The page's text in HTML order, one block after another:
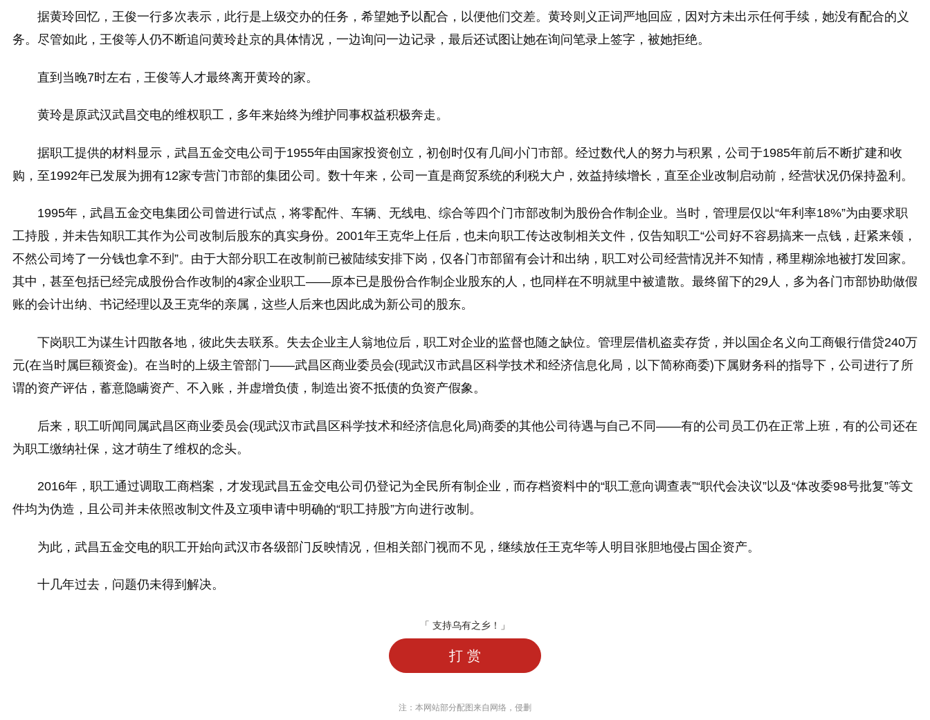
据黄玲回忆，王俊一行多次表示，此行是上级交办的任务，希望她予以配合，以便他们交差。黄玲则义正词严地回应，因对方未出示任何手续，她没有配合的义
务。尽管如此，王俊等人仍不断追问黄玲赴京的具体情况，一边询问一边记录，最后还试图让她在询问笔录上签字，被她拒绝。
直到当晚7时左右，王俊等人才最终离开黄玲的家。
黄玲是原武汉武昌交电的维权职工，多年来始终为维护同事权益积极奔走。
据职工提供的材料显示，武昌五金交电公司于1955年由国家投资创立，初创时仅有几间小门市部。经过数代人的努力与积累，公司于1985年前后不断扩建和收
购，至1992年已发展为拥有12家专营门市部的集团公司。数十年来，公司一直是商贸系统的利税大户，效益持续增长，直至企业改制启动前，经营状况仍保持盈利。
1995年，武昌五金交电集团公司曾进行试点，将零配件、车辆、无线电、综合等四个门市部改制为股份合作制企业。当时，管理层仅以“年利率18%”为由要求职
工持股，并未告知职工其作为公司改制后股东的真实身份。2001年王克华上任后，也未向职工传达改制相关文件，仅告知职工“公司好不容易搞来一点钱，赶紧来领，
不然公司垮了一分钱也拿不到”。由于大部分职工在改制前已被陆续安排下岗，仅各门市部留有会计和出纳，职工对公司经营情况并不知情，稀里糊涂地被打发回家。
其中，甚至包括已经完成股份合作改制的4家企业职工——原本已是股份合作制企业股东的人，也同样在不明就里中被遣散。最终留下的29人，多为各门市部协助做假
账的会计出纳、书记经理以及王克华的亲属，这些人后来也因此成为新公司的股东。
下岗职工为谋生计四散各地，彼此失去联系。失去企业主人翁地位后，职工对企业的监督也随之缺位。管理层借机盗卖存货，并以国企名义向工商银行借贷240万
元(在当时属巨额资金)。在当时的上级主管部门——武昌区商业委员会(现武汉市武昌区科学技术和经济信息化局，以下简称商委)下属财务科的指导下，公司进行了所
谓的资产评估，蓄意隐瞒资产、不入账，并虚增负债，制造出资不抵债的负资产假象。
后来，职工听闻同属武昌区商业委员会(现武汉市武昌区科学技术和经济信息化局)商委的其他公司待遇与自己不同——有的公司员工仍在正常上班，有的公司还在
为职工缴纳社保，这才萌生了维权的念头。
2016年，职工通过调取工商档案，才发现武昌五金交电公司仍登记为全民所有制企业，而存档资料中的“职工意向调查表”“职代会决议”以及“体改委98号批复”等文
件均为伪造，且公司并未依照改制文件及立项申请中明确的“职工持股”方向进行改制。
为此，武昌五金交电的职工开始向武汉市各级部门反映情况，但相关部门视而不见，继续放任王克华等人明目张胆地侵占国企资产。
十几年过去，问题仍未得到解决。
「 支持乌有之乡！」
打 赏
注：本网站部分配图来自网络，侵删